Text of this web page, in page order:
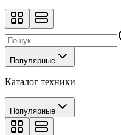
Популярные
Каталог техники
Популярные